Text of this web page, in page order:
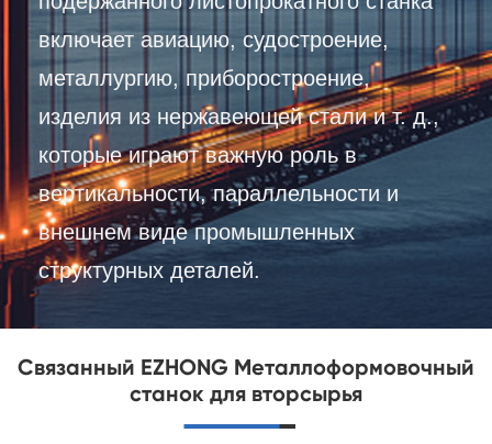
включает авиацию, судостроение,
металлургию, приборостроение,
изделия из нержавеющей стали и т. д.,
которые играют важную роль в
вертикальности, параллельности и
внешнем виде промышленных
структурных деталей.
Связанный EZHONG Металлоформовочный
станок для вторсырья